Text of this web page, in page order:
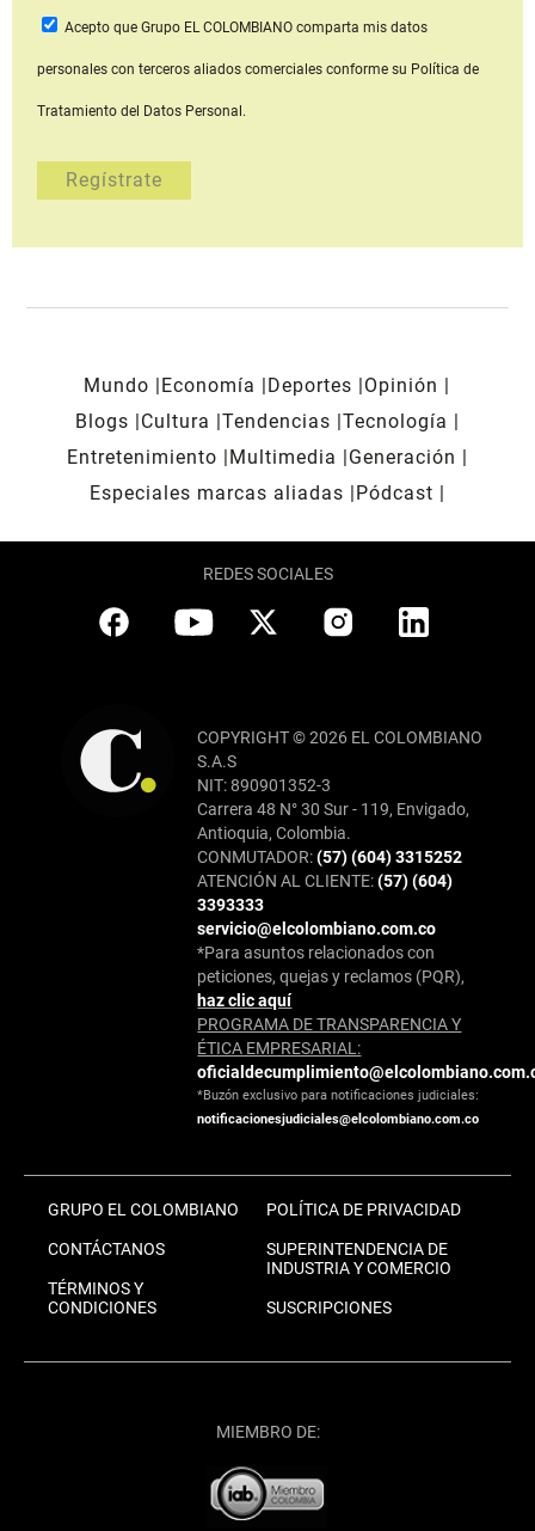
Acepto que Grupo EL COLOMBIANOcomparta mis datos
personales con terceros aliados comerciales conforme su Política de
Tratamiento del Datos Personal.
Mundo Economía Deportes
Opinión
Blogs
Cultura Tendencias Tecnología
Entretenimiento
Multimedia
Generación
Especiales marcas aliadas
Pódcast
REDES SOCIALES
COPYRIGHT © 2026 EL COLOMBIANO
S.A.S
NIT: 890901352-3
Carrera 48 N° 30 Sur - 119, Envigado,
Antioquia, Colombia.
CONMUTADOR:(57) (604) 3315252
ATENCIÓN AL CLIENTE:(57) (604)
3393333
servicio@elcolombiano.com.co
*Para asuntos relacionados con
peticiones, quejas y reclamos (PQR),
haz clic aquí
PROGRAMA DE TRANSPARENCIA Y
ÉTICA EMPRESARIAL:
*Buzón exclusivo para notificaciones judiciales:
notificacionesjudiciales@elcolombiano.com.co
GRUPO EL COLOMBIANO
CONTÁCTANOS
TÉRMINOS Y
CONDICIONES
POLÍTICA DE PRIVACIDAD
SUPERINTENDENCIA DE
INDUSTRIA Y COMERCIO
SUSCRIPCIONES
MIEMBRO DE: